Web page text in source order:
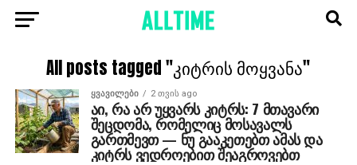
All posts tagged "კიტრის მოყვანა"
ᲧᲕᲐᲕᲘᲚᲔᲑᲘ 2 თვის ago
აი, რა არ უყვარს კიტრს: 7 მთავარი
შეცდომა, რომელიც მოსავალს
გართმევთ — ნუ გააკეთებთ ამას და
კიტრს ვედროებით შეაგროვებთ